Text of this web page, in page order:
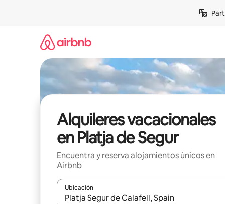
Alquileres vacacionales
en Platja de Segur
Encuentra y reserva alojamientos únicos en
Airbnb
Ubicación
Cuando los resultados estén disponibles,